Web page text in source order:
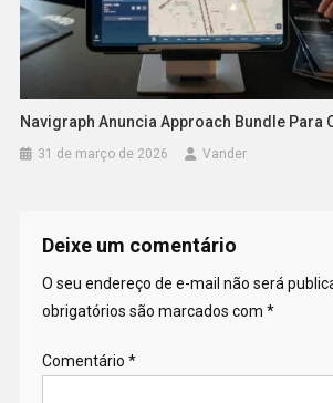
Navigraph Anuncia Approach Bundle Para
31 de março de 2026 Vander
Deixe um comentário
O seu endereço de e-mail não será
obrigatórios são marcados com *
Comentário *